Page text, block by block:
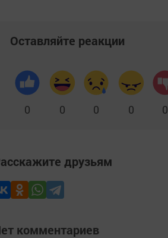
Оставляйте реакции
0 0 0 0 0
друзьям
комментариев